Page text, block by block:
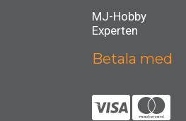
MJ-Hobby
Experten
Betala med